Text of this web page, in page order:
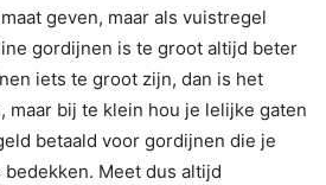
geven, maar als vuistregel
gordijnen is te groot altijd beter
iets te groot zijn, dan is het
maar bij te klein hou je lelijke gaten
betaald voor gordijnen die je
Meet dus altijd